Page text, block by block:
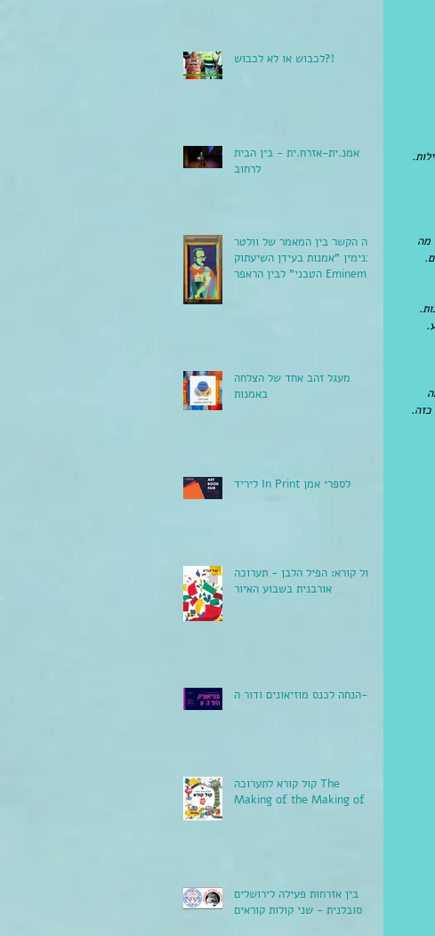
לכבוש או לא לכבוש?!
אמנ.ית-אזרח.ית - בין הבית
לרחוב
מה הקשר בין המאמר של וולטר
בנימין "אמנות בעידן השיעתוק
הטכני" לבין הראפר Eminem?
מעגל זהב אחד של הצלחה
באמנות
ליריד In Print לספרי אמן
קול קורא: הפיל הלבן - תערוכה
אורבנית בשבוע האיור
הנחה לכנס מוזיאונים ודור ה-Y
קול קורא לתערוכה The
Making of the Making of
בין אזרחות פעילה לירושלים
סובלנית - שני קולות קוראים
מה